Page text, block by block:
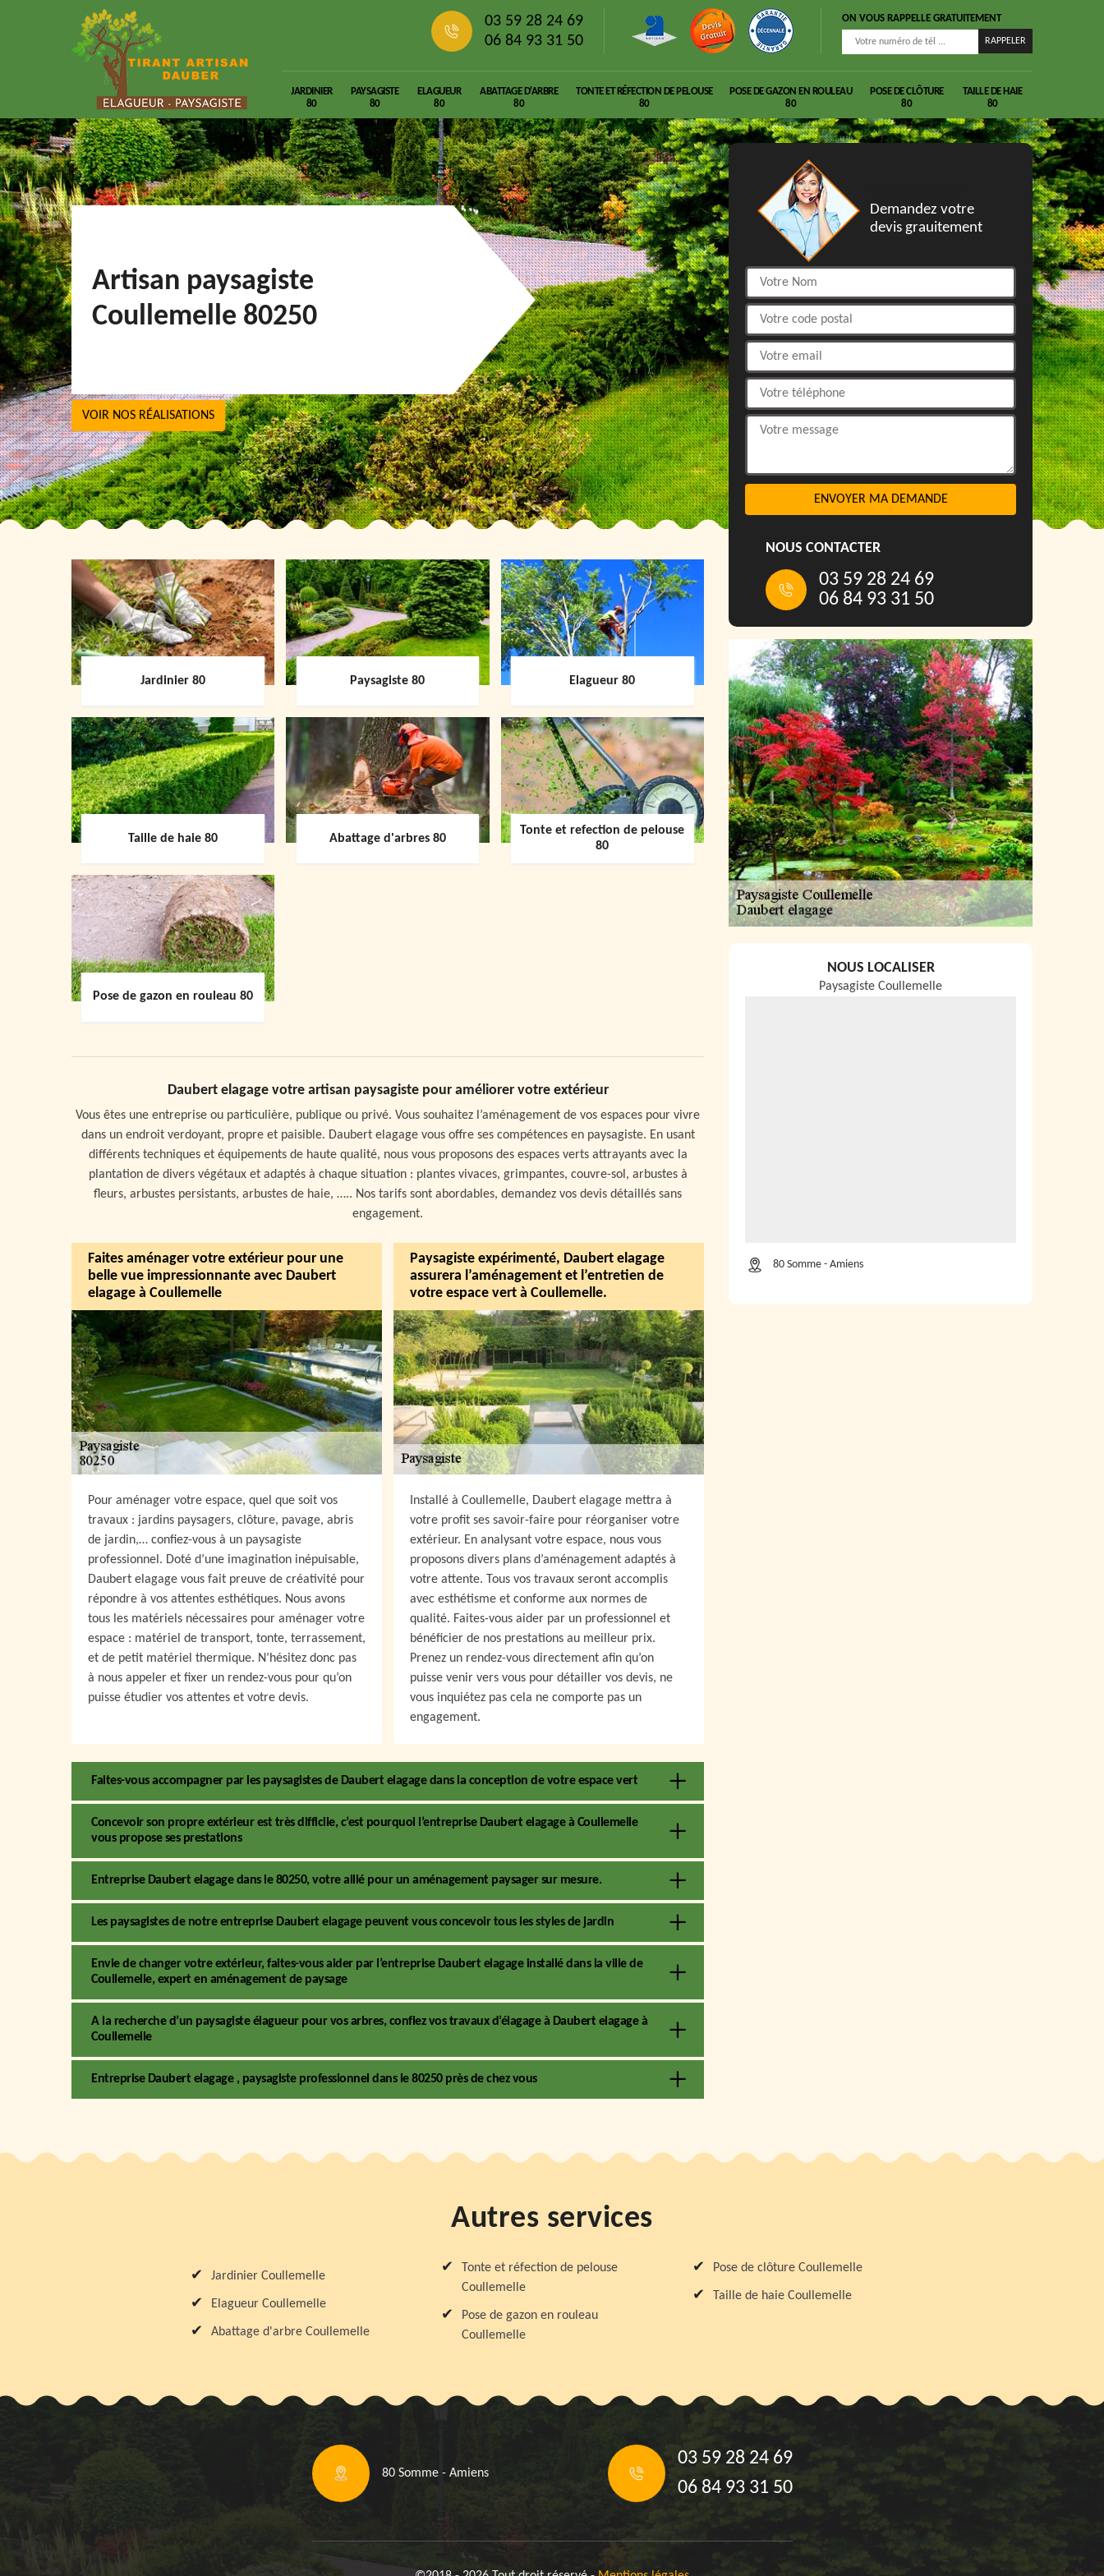
03 59 28 24 69
06 84 93 31 50
ON VOUS RAPPELLE GRATUITEMENT
JARDINIER
80
PAYSAGISTE
80
ELAGUEUR
80
ABATTAGE D'ARBRE
80
TONTE ET RÉFECTION DE PELOUSE
80
POSE DE GAZON EN ROULEAU
80
POSE DE CLÔTURE
80
TAILLE DE HAIE
80
Artisan paysagiste
Coullemelle 80250
VOIR NOS RÉALISATIONS
Jardinier 80 Paysagiste 80 Elagueur 80
Taille de haie 80 Abattage d'arbres 80
Tonte et refection de pelouse
80
Pose de gazon en rouleau 80
Daubert elagage votre artisan paysagiste pour améliorer votre extérieur
Vous êtes une entreprise ou particulière, publique ou privé. Vous souhaitez l’aménagement de vos espaces pour vivre
dans un endroit verdoyant, propre et paisible. Daubert elagage vous offre ses compétences en paysagiste. En usant
différents techniques et équipements de haute qualité, nous vous proposons des espaces verts attrayants avec la
plantation de divers végétaux et adaptés à chaque situation : plantes vivaces, grimpantes, couvre-sol, arbustes à
fleurs, arbustes persistants, arbustes de haie, ….. Nos tarifs sont abordables, demandez vos devis détaillés sans
engagement.
Faites aménager votre extérieur pour une
belle vue impressionnante avec Daubert
elagage à Coullemelle
Pour aménager votre espace, quel que soit vos
travaux : jardins paysagers, clôture, pavage, abris
de jardin,… confiez-vous à un paysagiste
professionnel. Doté d’une imagination inépuisable,
Daubert elagage vous fait preuve de créativité pour
répondre à vos attentes esthétiques. Nous avons
tous les matériels nécessaires pour aménager votre
espace : matériel de transport, tonte, terrassement,
et de petit matériel thermique. N’hésitez donc pas
à nous appeler et fixer un rendez-vous pour qu’on
puisse étudier vos attentes et votre devis.
Paysagiste expérimenté, Daubert elagage
assurera l’aménagement et l’entretien de
votre espace vert à Coullemelle.
Installé à Coullemelle, Daubert elagage mettra à
votre profit ses savoir-faire pour réorganiser votre
extérieur. En analysant votre espace, nous vous
proposons divers plans d’aménagement adaptés à
votre attente. Tous vos travaux seront accomplis
avec esthétisme et conforme aux normes de
qualité. Faites-vous aider par un professionnel et
bénéficier de nos prestations au meilleur prix.
Prenez un rendez-vous directement afin qu’on
puisse venir vers vous pour détailler vos devis, ne
vous inquiétez pas cela ne comporte pas un
engagement.
Faites-vous accompagner par les paysagistes de Daubert elagage dans la conception de votre espace vert
Concevoir son propre extérieur est très difficile, c’est pourquoi l’entreprise Daubert elagage à Coullemelle
vous propose ses prestations
Entreprise Daubert elagage dans le 80250, votre allié pour un aménagement paysager sur mesure.
Les paysagistes de notre entreprise Daubert elagage peuvent vous concevoir tous les styles de jardin
Envie de changer votre extérieur, faites-vous aider par l’entreprise Daubert elagage installé dans la ville de
Coullemelle, expert en aménagement de paysage
A la recherche d’un paysagiste élagueur pour vos arbres, confiez vos travaux d’élagage à Daubert elagage à
Coullemelle
Entreprise Daubert elagage , paysagiste professionnel dans le 80250 près de chez vous
Demandez votre
devis grauitement
NOUS CONTACTER
03 59 28 24 69
06 84 93 31 50
NOUS LOCALISER
Paysagiste Coullemelle
80 Somme - Amiens
Autres services
Jardinier Coullemelle
Elagueur Coullemelle
Abattage d'arbre Coullemelle
Tonte et réfection de pelouse
Coullemelle
Pose de gazon en rouleau
Coullemelle
Pose de clôture Coullemelle
Taille de haie Coullemelle
80 Somme - Amiens
03 59 28 24 69
06 84 93 31 50